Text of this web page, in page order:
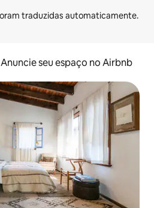
Anuncie seu espaço no Airbnb